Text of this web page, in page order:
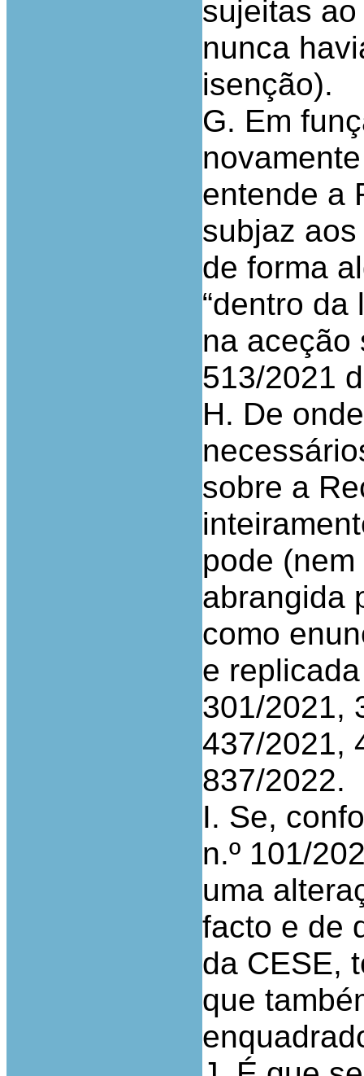
sujeitas
nunca
isenção).
G. Em
entende a
subjaz
de forma
“dentro da
na aceção
513/2021
H. De
sobre a
pode
abrangida
como
e
301/2021,
437/2021,
837/2022.
I. Se,
n.º 101/
uma
facto e de
da CESE,
que